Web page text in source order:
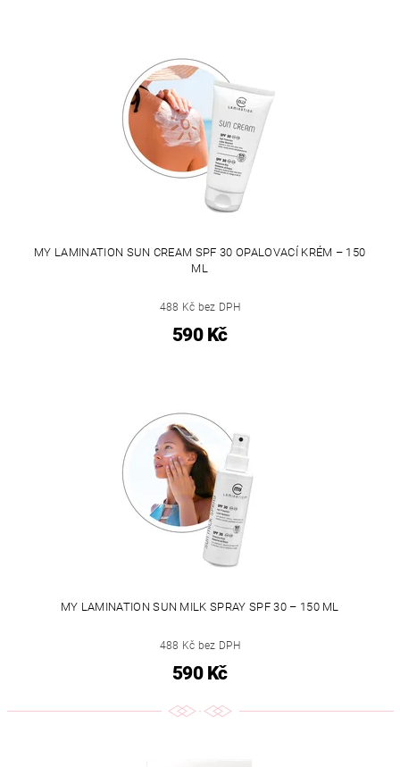
MY LAMINATION SUN CREAM SPF 30 OPALOVACÍ KRÉM – 150
ML
488 Kč bez DPH
590 Kč
MY LAMINATION SUN MILK SPRAY SPF 30 – 150 ML
488 Kč bez DPH
590 Kč